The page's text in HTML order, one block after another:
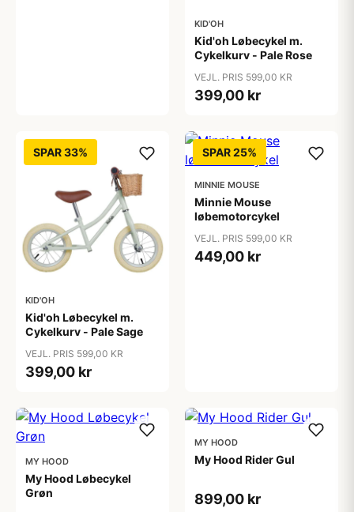
KID'OH
Kid'oh Løbecykel m.
Cykelkurv - Pale Rose
VEJL. PRIS 599,00 KR
399,00 kr
SPAR 33%
KID'OH
Kid'oh Løbecykel m.
Cykelkurv - Pale Sage
VEJL. PRIS 599,00 KR
399,00 kr
SPAR 25%
MINNIE MOUSE
Minnie Mouse
løbemotorcykel
VEJL. PRIS 599,00 KR
449,00 kr
MY HOOD
My Hood Løbecykel
Grøn
MY HOOD
My Hood Rider Gul
899,00 kr